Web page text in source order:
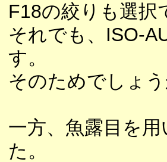
F18の絞りも選択
それでも、ISO-
す。
そのためでしょ
一方、魚露目を
た。